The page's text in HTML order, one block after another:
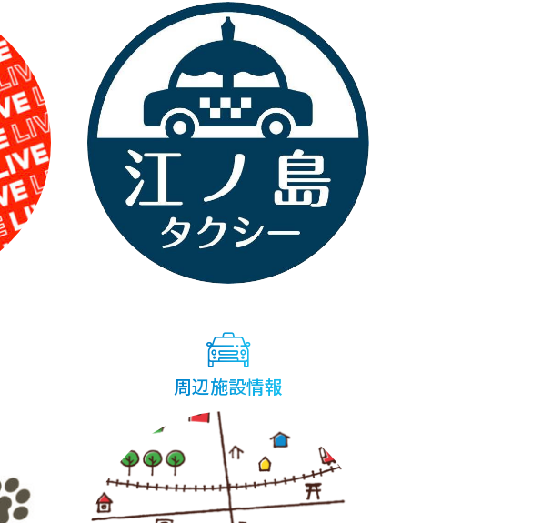
周辺施設情報